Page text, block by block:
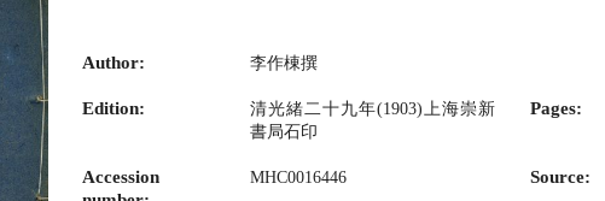
Author: 李作棟撰
Edition:
清光緒二十九年(1903)上海崇新
書局石印
Pages:
Accession
MHC0016446 Source: